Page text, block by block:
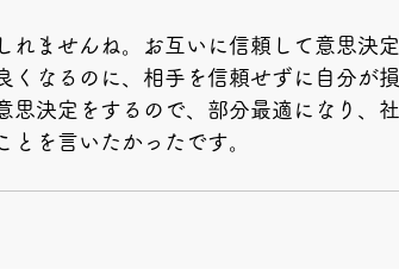
れませんね。お互いに信頼して意思決定
くなるのに、相手を信頼せずに自分が損
思決定をするので、部分最適になり、社
を言いたかったです。